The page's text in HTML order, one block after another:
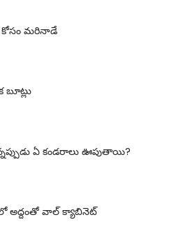
మరినాడే
బూట్లు
ఏ కండరాలు ఊపుతాయి?
అద్దంతో వాల్ క్యాబినెట్